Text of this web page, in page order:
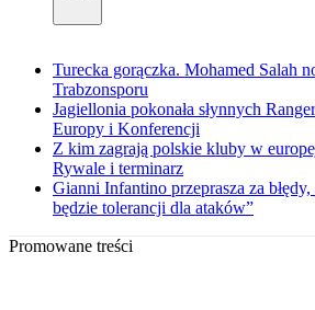
Turecka gorączka. Mohamed Salah
Trabzonsporu
Jagiellonia pokonała słynnych
Europy i Konferencji
Z kim zagrają polskie kluby w
Rywale i terminarz
Gianni Infantino przeprasza za
będzie tolerancji dla ataków”
Promowane treści